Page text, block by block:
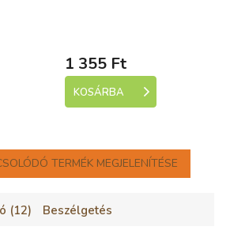
1 355 Ft
KOSÁRBA
TERMÉK MEGJELENÍTÉSE
(12) Beszélgetés